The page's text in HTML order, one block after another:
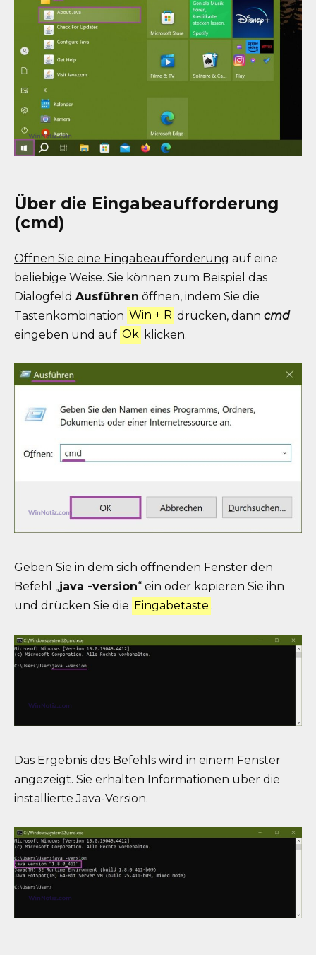
Über die Eingabeaufforderung
(cmd)
Öffnen Sie eine Eingabeaufforderung auf eine
beliebige Weise. Sie können zum Beispiel das
Dialogfeld Ausführen öffnen, indem Sie die
Tastenkombination Win + R drücken, danncmd
eingeben und auf Ok klicken.
Geben Sie in dem sich öffnenden Fenster den
Befehl „java -version“ ein oder kopieren Sie ihn
und drücken Sie die Eingabetaste .
Das Ergebnis des Befehls wird in einem Fenster
angezeigt. Sie erhalten Informationen über die
installierte Java-Version.